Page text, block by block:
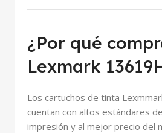
¿Por qué
Lexmark
Los cartuchos de tinta
cuentan con altos estándares
impresión y al mejor precio del